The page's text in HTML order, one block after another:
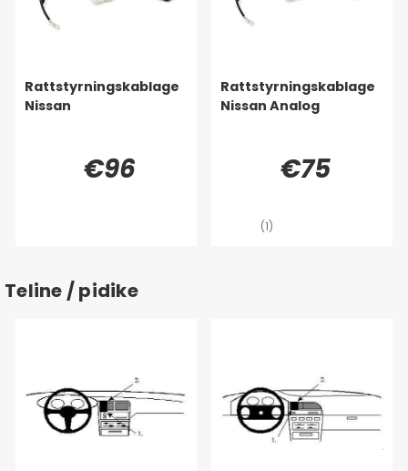
Rattstyrningskablage
Nissan
€96
Rattstyrningskablage
Nissan Analog
€75
(1)
Teline / pidike